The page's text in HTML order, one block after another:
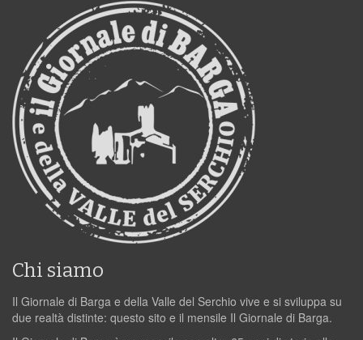
Chi siamo
Il Giornale di Barga e della Valle del Serchio vive e si sviluppa su
due realtà distinte: questo sito e il mensile Il Giornale di Barga.